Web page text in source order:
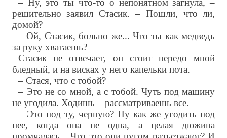
решительно заявил Стасик. – Пошли, что ли,
домой?
– Ой, Стасик, больно же... Что ты как медведь
за руку хватаешь?
Стасик не отвечает, он стоит передо мной
бледный, и на висках у него капельки пота.
– Стася, что с тобой?
– Это не со мной, а с тобой. Чуть под машину
не угодила. Ходишь – рассматриваешь все.
– Это под ту, черную? Ну как же угодить под
нее, когда она не одна, а целая дюжина